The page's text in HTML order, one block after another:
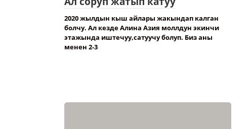
2020 жылдын кыш айлары жакындап калган
болчу. Ал кезде Алина Азия моллдун экинчи
этажында иштечуу,сатуучу болуп. Биз аны
менен 2-3